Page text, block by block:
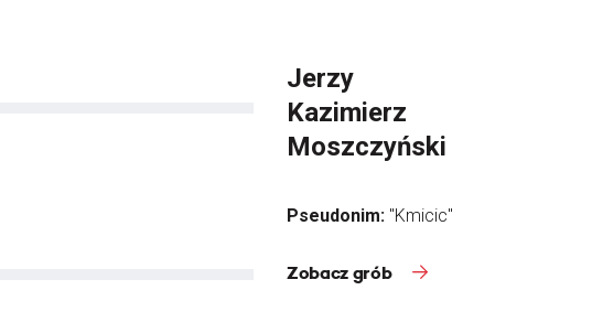
Jerzy
Kazimierz
Moszczyński
Pseudonim: "Kmicic"
Zobacz grób